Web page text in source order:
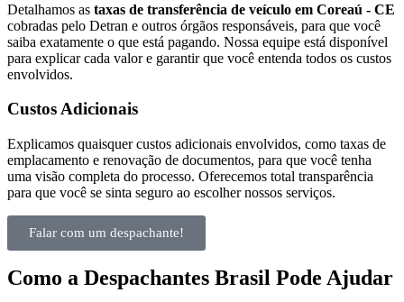
Detalhamos as taxas de transferência de veículo em Coreaú - CE
cobradas pelo Detran e outros órgãos responsáveis, para que você
saiba exatamente o que está pagando. Nossa equipe está disponível
para explicar cada valor e garantir que você entenda todos os custos
envolvidos.
Custos Adicionais
Explicamos quaisquer custos adicionais envolvidos, como taxas de
emplacamento e renovação de documentos, para que você tenha
uma visão completa do processo. Oferecemos total transparência
para que você se sinta seguro ao escolher nossos serviços.
Falar com um despachante!
Como a Despachantes Brasil Pode Ajudar